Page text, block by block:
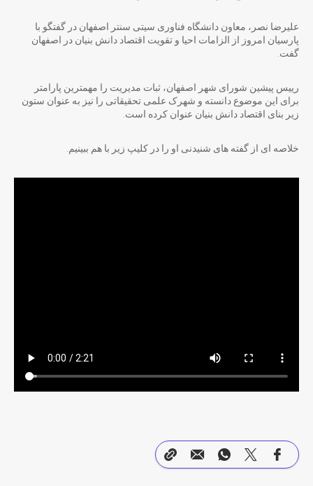
علیرضا نصر، معاون دانشگاه فناوری سیتی سنتر اصفهان در گفتگو با
پارسیان امروز از الزامات احیا و تقویت اقتصاد دانش بنیان در اصفهان
گفت.
رییس پیشین شورای شهر اصفهان، ثبات مدیریت را مهمترین پارامتر
برای این موضوع دانسته و شهرک علمی تحقیقاتی را نیز به عنوان ستون
زیر بنای اقتصاد دانش بنیان عنوان کرده است.
خلاصه ای از گفته های شنیدنی او را در کلیپ زیر با هم ببینیم.